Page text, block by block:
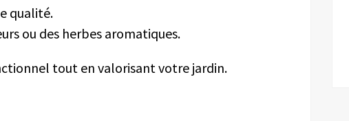
qualité.
ou des herbes aromatiques.
tout en valorisant votre jardin.